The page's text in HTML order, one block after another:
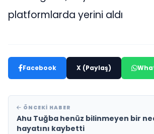
platformlarda yerini aldı
Facebook X (Paylaş)
ÖNCEKI HABER
Ahu Tuğba henüz bilinmeyen bir
hayatını kaybetti